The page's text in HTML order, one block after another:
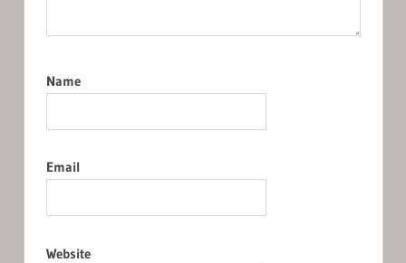
Name
Email
Website